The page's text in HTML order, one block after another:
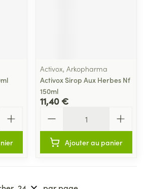
Activox, Arkopharma
Activox Sirop Aux Herbes Nf
150ml
11,40 €
Ajouter au panier